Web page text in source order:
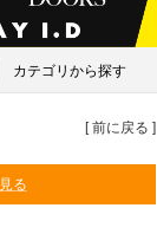
カテゴリから探す
[ 前に戻る ]
る